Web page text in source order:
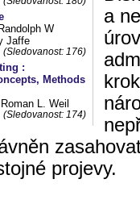
W
Jaffe
(Sledovanost: 176)
:
Methods
L. Weil
(Sledovanost: 174)
a
projevy.